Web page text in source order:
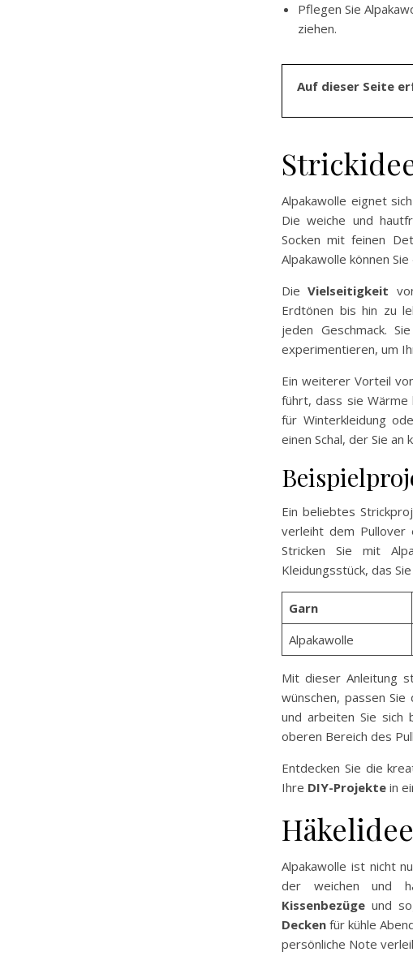
Pflegen Sie
ziehen.
Auf dieser Seite
Alpakawolle eignet
Die weiche und
Socken mit feinen
Alpakawolle können
DieVielseitigkeit
Erdtönen bis hin zu
jeden Geschmack.
experimentieren, um
Ein weiterer Vorteil
führt, dass sie Wärme
für Winterkleidung
einen Schal, der Sie an
Ein beliebtes
verleiht dem Pullover
Stricken Sie mit
Kleidungsstück, das
Garn
Alpakawolle
Mit dieser Anleitung
wünschen, passen Sie
und arbeiten Sie sich
oberen Bereich des
Entdecken Sie die
Ihre DIY-Projekte in
Alpakawolle ist nicht
der weichen und
Kissenbezüge und
Decken für kühle
persönliche Note